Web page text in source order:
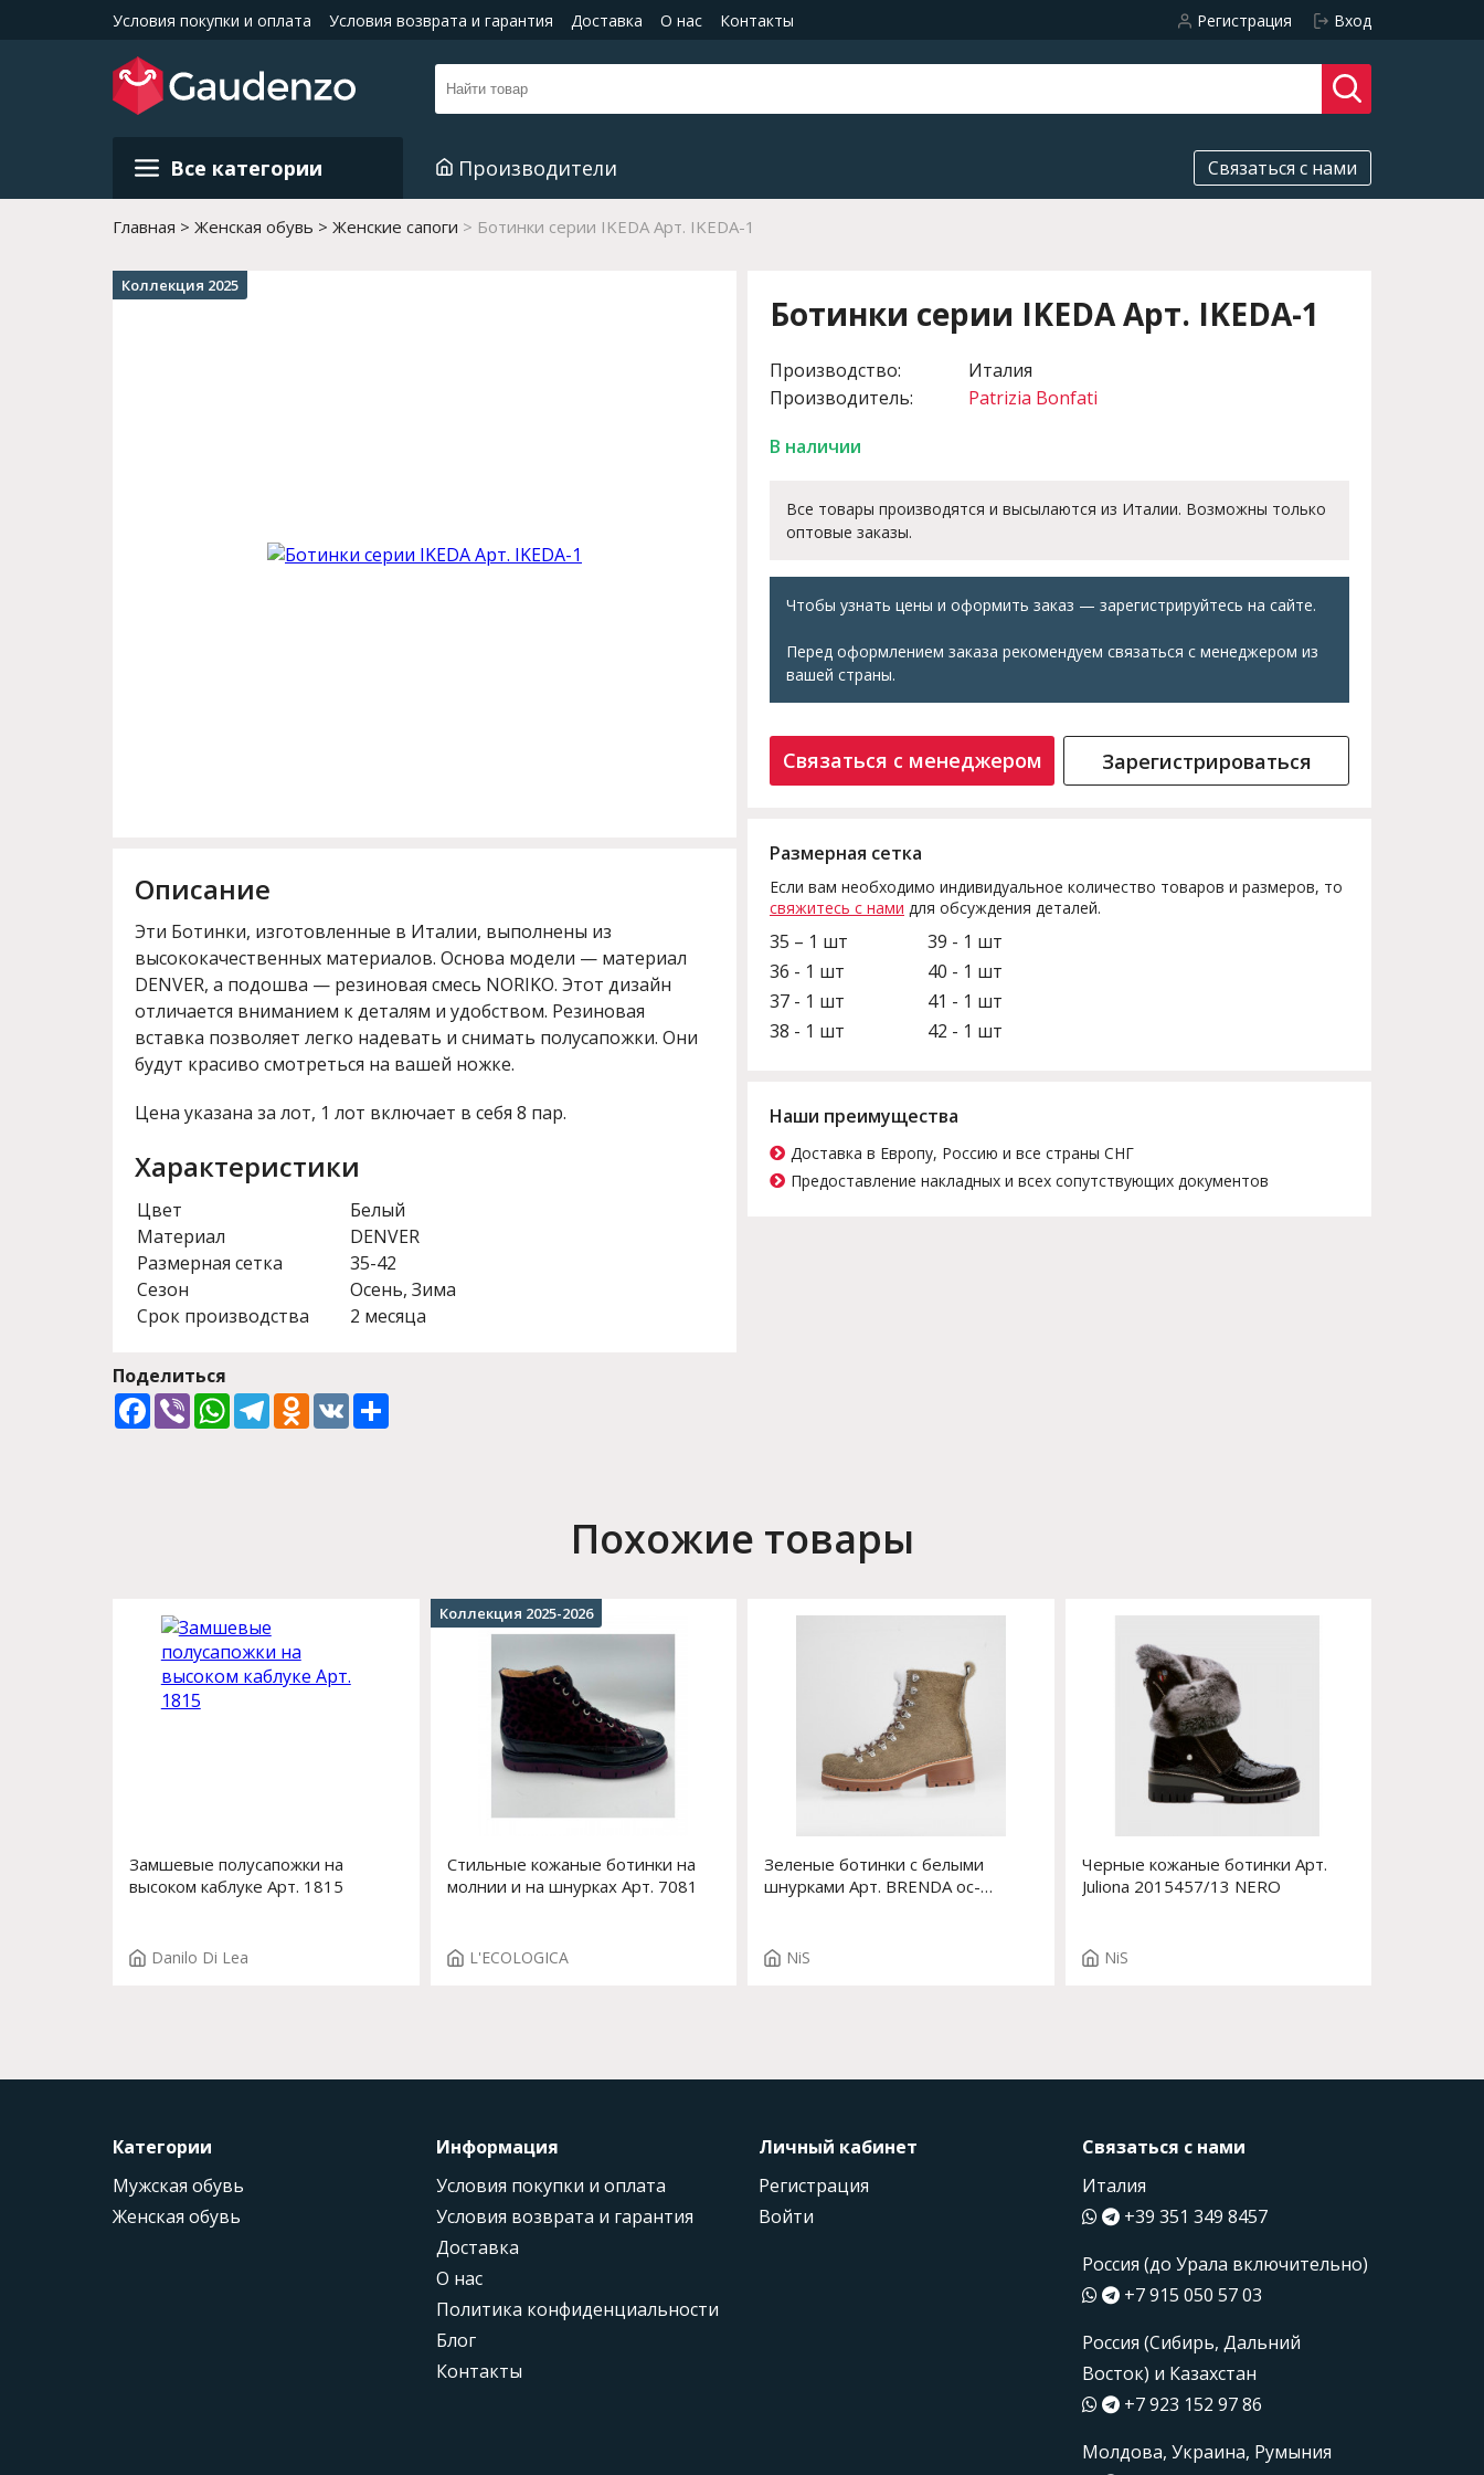
Условия покупки и оплата Условия возврата и гарантия Доставка О нас Контакты Регистрация Вход
Все категории Производители Связаться с нами
Главная Женская обувь Женские сапоги Ботинки серии IKEDA Арт. IKEDA-1
Коллекция 2025
Описание
Эти Ботинки, изготовленные в Италии, выполнены из
высококачественных материалов. Основа модели — материал
DENVER, а подошва — резиновая смесь NORIKO. Этот дизайн
отличается вниманием к деталям и удобством. Резиновая
вставка позволяет легко надевать и снимать полусапожки. Они
будут красиво смотреться на вашей ножке.
Цена указана за лот, 1 лот включает в себя 8 пар.
Характеристики
Цвет
Белый
Материал
DENVER
Размерная сетка
35-42
Сезон
Осень, Зима
Срок производства
2 месяца
Поделиться
Facebook
ViberWhatsApp
TelegramOdnoklassniki
VK
Ботинки серии IKEDA Арт. IKEDA-1
Производство:
Производитель:
Италия
Patrizia Bonfati
В наличии
Все товары производятся и высылаются из Италии. Возможны только
оптовые заказы.
Чтобы узнать цены и оформить заказ — зарегистрируйтесь на сайте.
Перед оформлением заказа рекомендуем связаться с менеджером из
вашей страны.
Связаться с менеджером Зарегистрироваться
Размерная сетка
Если вам необходимо индивидуальное количество товаров и размеров, то
свяжитесь с нами для обсуждения деталей.
35 – 1 шт
36 - 1 шт
37 - 1 шт
38 - 1 шт
39 - 1 шт
40 - 1 шт
41 - 1 шт
42 - 1 шт
Наши преимущества
Доставка в Европу, Россию и все страны СНГ
Предоставление накладных и всех сопутствующих документов
Похожие товары
Замшевые полусапожки на
высоком каблуке Арт. 1815
Danilo Di Lea
Стильные кожаные ботинки на
молнии и на шнурках Арт. 7081
L'ECOLOGICA
Коллекция 2025-2026
Зеленые ботинки с белыми
шнурками Арт. BRENDA oc-
NiS
Черные кожаные ботинки Арт.
Juliona 2015457/13 NERO
NiS
Категории
Мужская обувь
Женская обувь
Информация
Условия покупки и оплата
Условия возврата и гарантия
Доставка
О нас
Политика конфиденциальности
Блог
Контакты
Личный кабинет
Регистрация
Войти
Связаться с нами
Италия
+39 351 349 8457
Россия (до Урала включительно)
+7 915 050 57 03
Россия (Сибирь, Дальний
Восток) и Казахстан
+7 923 152 97 86
Молдова, Украина, Румыния